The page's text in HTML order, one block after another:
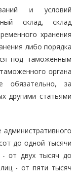
и условий
склад, склад
хранения
либо порядка
под таможенным
органа
обязательно, за
другими статьями
до одной тысячи
- от двух тысяч до
- от пяти тысяч